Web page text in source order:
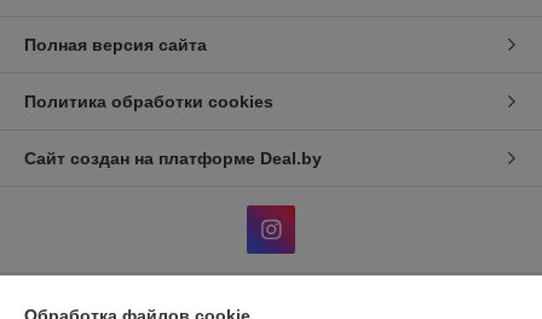
Полная версия сайта
Политика обработки cookies
Сайт создан на платформе Deal.by